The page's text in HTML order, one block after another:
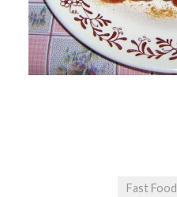
Fast Food